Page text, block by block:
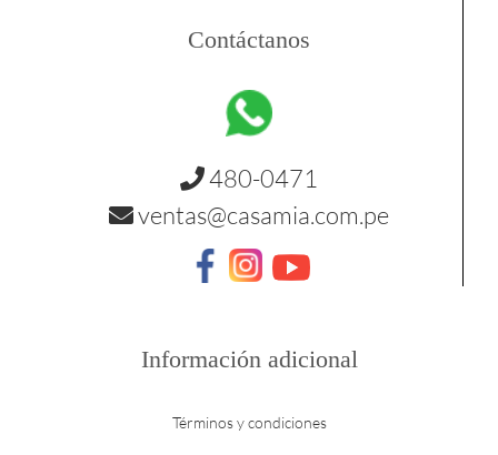
Contáctanos
480-0471
ventas@casamia.com.pe
Información adicional
Términos y condiciones